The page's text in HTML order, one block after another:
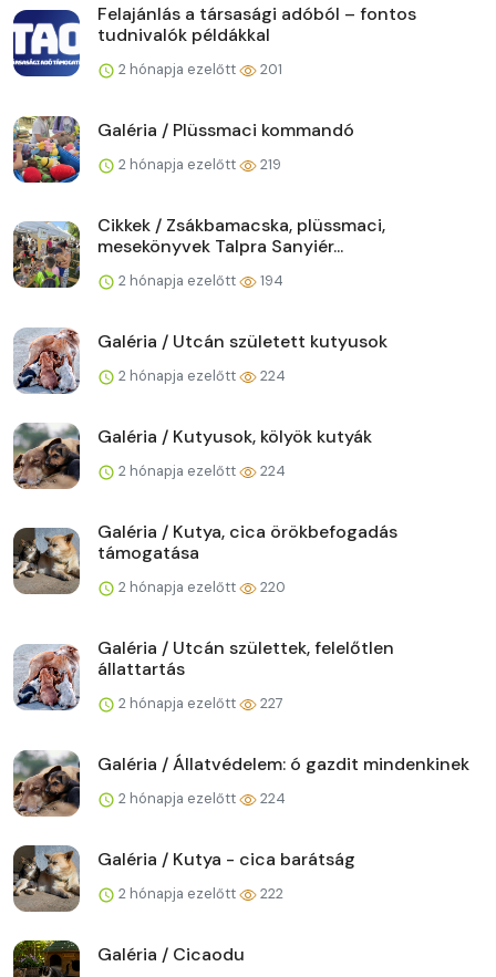
Felajánlás a társasági adóból – fontos
tudnivalók példákkal
2 hónapja ezelőtt 201
Galéria / Plüssmaci kommandó
2 hónapja ezelőtt 219
Cikkek / Zsákbamacska, plüssmaci,
mesekönyvek Talpra Sanyiér...
2 hónapja ezelőtt 194
Galéria / Utcán született kutyusok
2 hónapja ezelőtt 224
Galéria / Kutyusok, kölyök kutyák
2 hónapja ezelőtt 224
Galéria / Kutya, cica örökbefogadás
támogatása
2 hónapja ezelőtt 220
Galéria / Utcán születtek, felelőtlen
állattartás
2 hónapja ezelőtt 227
Galéria / Állatvédelem: ó gazdit mindenkinek
2 hónapja ezelőtt 224
Galéria / Kutya - cica barátság
2 hónapja ezelőtt 222
Galéria / Cicaodu